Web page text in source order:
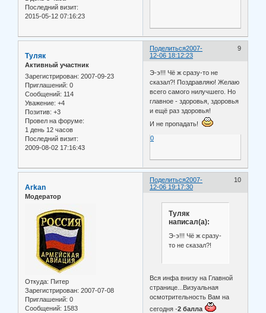
Последний визит:
2015-05-12 07:16:23
Поделиться 9
2007-
12-06 18:12:23
Туляк
Активный участник
Зарегистрирован: 2007-09-23
Приглашений: 0
Сообщений: 114
Уважение: +4
Позитив: +3
Провел на форуме:
1 день 12 часов
Последний визит:
2009-08-02 17:16:43
Э-э!!! Чё ж сразу-то не
сказал?! Поздравляю! Желаю
всего самого нилучшего. Но
главное - здоровья, здоровья
и ещё раз здоровья!
И не пропадать!
0
Поделиться 10
2007-
12-06 19:17:30
Arkan
Модератор
Откуда: Питер
Зарегистрирован: 2007-07-08
Приглашений: 0
Сообщений: 1583
Туляк
написал(а):
Э-э!!! Чё ж сразу-
то не сказал?!
Вся инфа внизу на Главной
странице...Визуальная
осмотрительность Вам на
сегодня -2 балла